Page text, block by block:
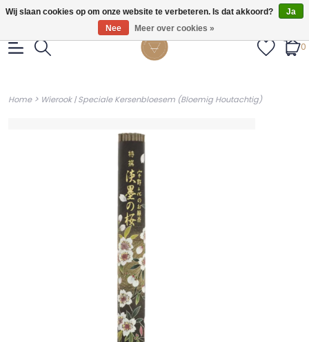
Gratis verzendig vanaf €55.
0
Home> Wierook | Speciale Kersenbloesem (Bloemig Houtachtig)
Wij slaan cookies op om onze website te verbeteren. Is dat akkoord?
Ja
Nee
Meer over cookies »